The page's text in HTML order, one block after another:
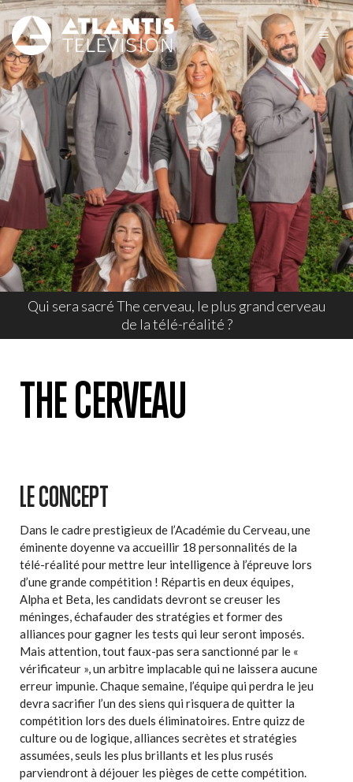
Qui sera sacré The cerveau, le plus grand cerveau
de la télé-réalité ?
THE CERVEAU
LE CONCEPT
Dans le cadre prestigieux de l’Académie du Cerveau, une
éminente doyenne va accueillir 18 personnalités de la
télé-réalité pour mettre leur intelligence à l’épreuve lors
d’une grande compétition ! Répartis en deux équipes,
Alpha et Beta, les candidats devront se creuser les
méninges, échafauder des stratégies et former des
alliances pour gagner les tests qui leur seront imposés.
Mais attention, tout faux-pas sera sanctionné par le «
vérificateur », un arbitre implacable qui ne laissera aucune
erreur impunie. Chaque semaine, l’équipe qui perdra le jeu
devra sacrifier l’un des siens qui risquera de quitter la
compétition lors des duels éliminatoires. Entre quizz de
culture ou de logique, alliances secrètes et stratégies
assumées, seuls les plus brillants et les plus rusés
parviendront à déjouer les pièges de cette compétition.